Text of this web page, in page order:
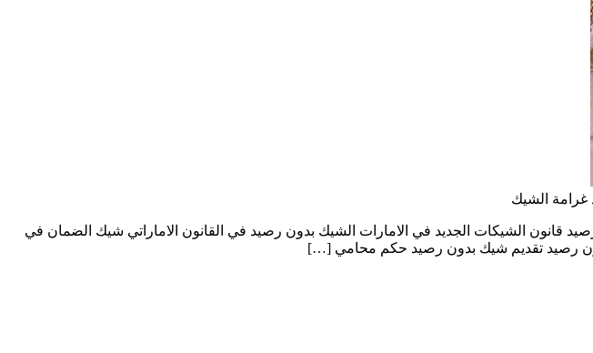
الشيك
الشيكات الجديد في الامارات الشيك بدون رصيد في القانون الاماراتي شيك الضمان في
رصيد تقديم شيك بدون رصيد حكم محامي […]